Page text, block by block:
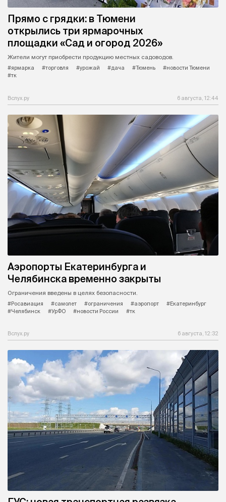
Прямо с грядки: в Тюмени
открылись три ярмарочных
площадки «Сад и огород 2026»
Жители могут приобрести продукцию местных садоводов.
#ярмарка
#торговля #урожай #дача #Тюмень
#новости Тюмени
#тк
Вслух.ру 6 августа, 12:44
Аэропорты Екатеринбурга и
Челябинска временно закрыты
Ограничения введены в целях безопасности.
#Росавиация
#самолет #ограничения #аэропорт
#Екатеринбург
#Челябинск
#УрФО #новости России #тк
Вслух.ру 6 августа, 12:32